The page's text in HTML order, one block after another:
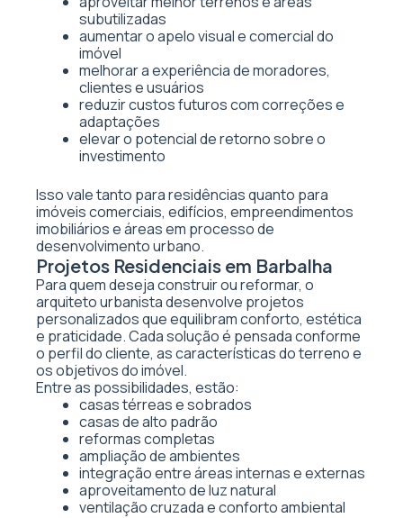
subutilizadas
aumentar o apelo visual e comercial do
imóvel
melhorar a experiência de moradores,
clientes e usuários
reduzir custos futuros com correções e
adaptações
elevar o potencial de retorno sobre o
investimento
Isso vale tanto para residências quanto para
imóveis comerciais, edifícios, empreendimentos
imobiliários e áreas em processo de
desenvolvimento urbano.
Projetos Residenciais em Barbalha
Para quem deseja construir ou reformar, o
arquiteto urbanista desenvolve projetos
personalizados que equilibram conforto, estética
e praticidade. Cada solução é pensada conforme
o perfil do cliente, as características do terreno e
os objetivos do imóvel.
Entre as possibilidades, estão:
casas térreas e sobrados
casas de alto padrão
reformas completas
ampliação de ambientes
integração entre áreas internas e externas
aproveitamento de luz natural
ventilação cruzada e conforto ambiental